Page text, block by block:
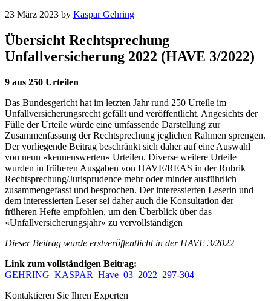
23 März 2023 by Kaspar Gehring
Übersicht Rechtsprechung
Unfallversicherung 2022 (HAVE 3/2022)
9 aus 250 Urteilen
Das Bundesgericht hat im letzten Jahr rund 250 Urteile im
Unfallversicherungsrecht gefällt und veröffentlicht. Angesichts der
Fülle der Urteile würde eine umfassende Darstellung zur
Zusammenfassung der Rechtsprechung jeglichen Rahmen sprengen.
Der vorliegende Beitrag beschränkt sich daher auf eine Auswahl
von neun «kennenswerten» Urteilen. Diverse weitere Urteile
wurden in früheren Ausgaben von HAVE/REAS in der Rubrik
Rechtsprechung/Jurisprudence mehr oder minder ausführlich
zusammengefasst und besprochen. Der interessierten Leserin und
dem interessierten Leser sei daher auch die Konsultation der
früheren Hefte empfohlen, um den Überblick über das
«Unfallversicherungsjahr» zu vervollständigen
Dieser Beitrag wurde erstveröffentlicht in der HAVE 3/2022
Link zum vollständigen Beitrag:
GEHRING_KASPAR_Have_03_2022_297-304
Kontaktieren Sie Ihren Experten